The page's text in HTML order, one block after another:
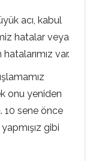
acı, kabul
hatalar veya
var.
onu yeniden
10 sene önce
gibi